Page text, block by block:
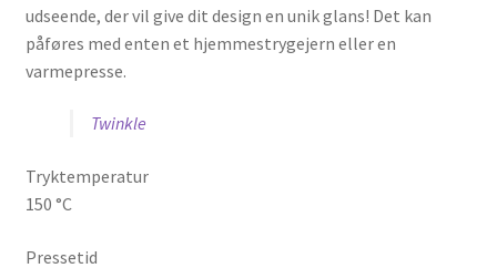
udseende, der vil give dit design en unik glans! Det kan
påføres med enten et hjemmestrygejern eller en
varmepresse.
Twinkle
Tryktemperatur
150 °C
Pressetid